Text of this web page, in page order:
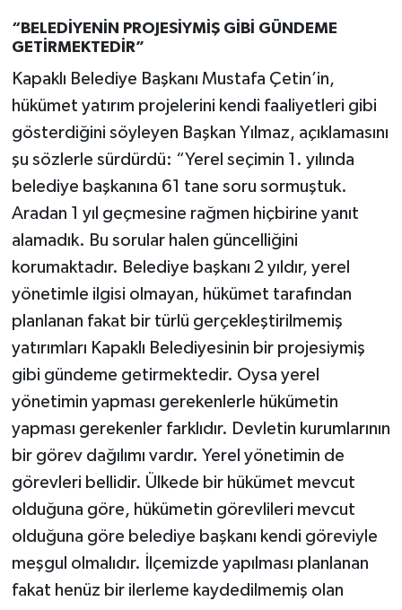
“BELEDİYENİN PROJESİYMİŞ GİBİ GÜNDEME
GETİRMEKTEDİR”
Kapaklı Belediye Başkanı Mustafa Çetin’in,
hükümet yatırım projelerini kendi faaliyetleri gibi
gösterdiğini söyleyen Başkan Yılmaz, açıklamasını
şu sözlerle sürdürdü: “Yerel seçimin 1. yılında
belediye başkanına 61 tane soru sormuştuk.
Aradan 1 yıl geçmesine rağmen hiçbirine yanıt
alamadık. Bu sorular halen güncelliğini
korumaktadır. Belediye başkanı 2 yıldır, yerel
yönetimle ilgisi olmayan, hükümet tarafından
planlanan fakat bir türlü gerçekleştirilmemiş
yatırımları Kapaklı Belediyesinin bir projesiymiş
gibi gündeme getirmektedir. Oysa yerel
yönetimin yapması gerekenlerle hükümetin
yapması gerekenler farklıdır. Devletin kurumlarının
bir görev dağılımı vardır. Yerel yönetimin de
görevleri bellidir. Ülkede bir hükümet mevcut
olduğuna göre, hükümetin görevlileri mevcut
olduğuna göre belediye başkanı kendi göreviyle
meşgul olmalıdır. İlçemizde yapılması planlanan
fakat henüz bir ilerleme kaydedilmemiş olan